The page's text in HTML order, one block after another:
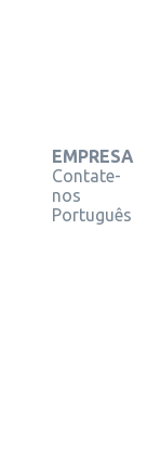
EMPRESA
Contate-
nos
Português